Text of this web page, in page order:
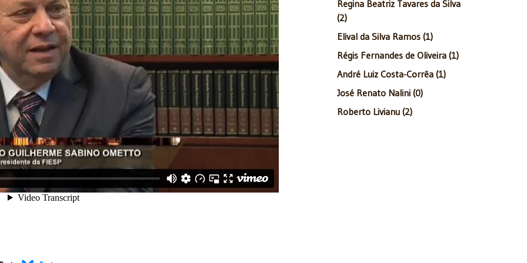
Regina Beatriz Tavares da Silva
(2)
Elival da Silva Ramos (1)
Régis Fernandes de Oliveira (1)
André Luiz Costa-Corrêa (1)
José Renato Nalini (0)
Roberto Livianu (2)